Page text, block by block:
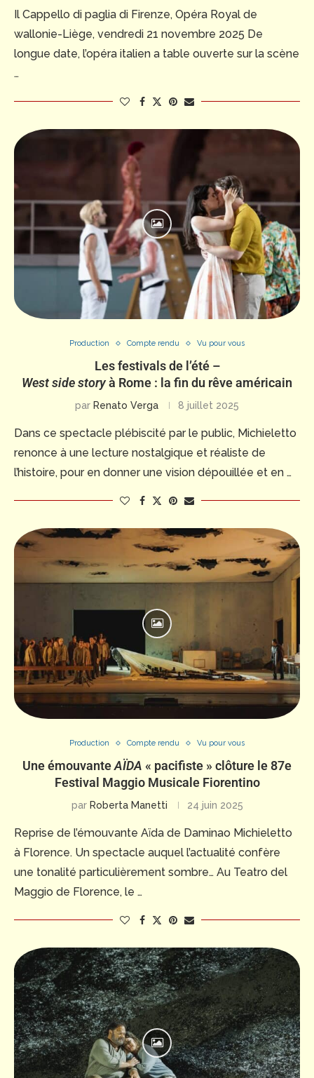
Il Cappello di paglia di Firenze, Opéra Royal de
wallonie-Liège, vendredi 21 novembre 2025 De
longue date, l’opéra italien a table ouverte sur la scène
…
Production Compte rendu Vu pour vous
Les festivals de l’été –
West side storyà Rome : la fin du rêve américain
par Renato Verga 8 juillet 2025
Dans ce spectacle plébiscité par le public, Michieletto
renonce à une lecture nostalgique et réaliste de
l’histoire, pour en donner une vision dépouillée et en …
Production Compte rendu Vu pour vous
Une émouvanteAÏDA « pacifiste » clôture le 87e
Festival Maggio Musicale Fiorentino
par Roberta Manetti 24 juin 2025
Reprise de l’émouvante Aïda de Daminao Michieletto
à Florence. Un spectacle auquel l’actualité confère
une tonalité particulièrement sombre… Au Teatro del
Maggio de Florence, le …